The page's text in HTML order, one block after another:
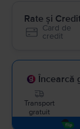
Rate și
Card de
credit
Încearcă
Transport
gratuit